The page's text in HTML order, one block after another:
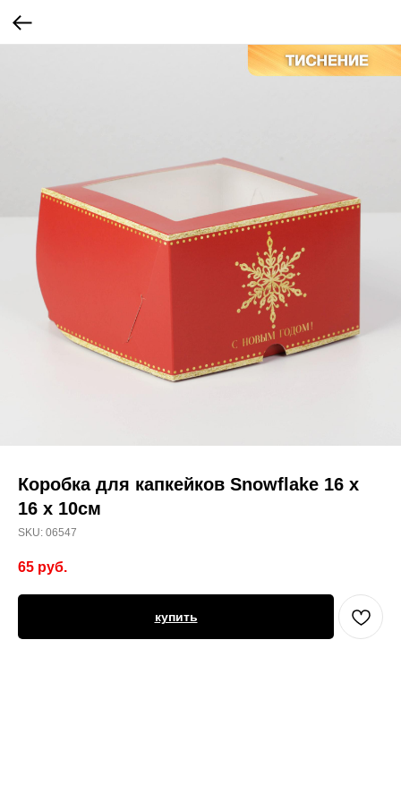
Коробка для капкейков Snowflake 16 х
16 х 10см
SKU: 06547
65 руб.
купить